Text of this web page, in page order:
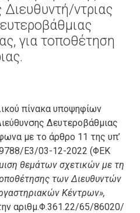
ντριας
για τοποθέτηση
πίνακα υποψηφίων
Δευτεροβάθμιας
με το άρθρο 11 της υπ’
Ε3/03-12-2022 (ΦΕΚ
θεμάτων σχετικών με τη
των Διευθυντών
Κέντρων»,
αριθμ.Φ.361.22/65/86020/